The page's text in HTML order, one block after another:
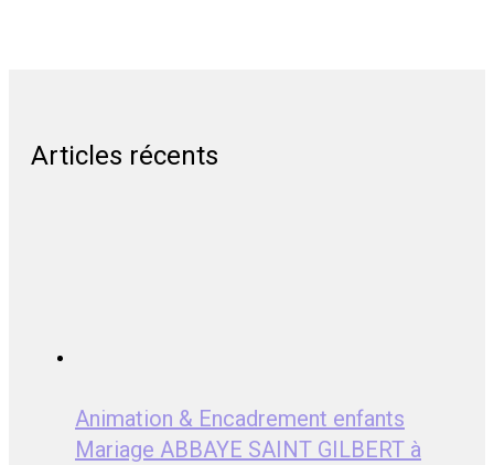
Articles récents
Animation & Encadrement enfants
Mariage ABBAYE SAINT GILBERT à